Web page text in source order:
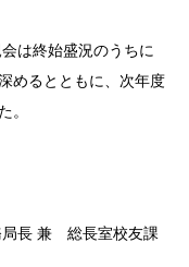
は終始盛況のうちに
めるとともに、次年度
。
長 兼 総長室校友課